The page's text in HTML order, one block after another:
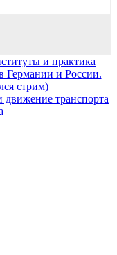
и практика
Германии и России.
стрим)
транспорта